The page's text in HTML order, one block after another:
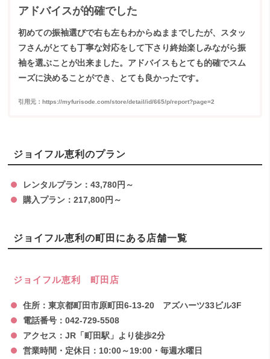
アドバイスが的確でした
初めての振袖選びで右も左もわからぬままでしたが、スタッ
フさんがとても丁寧な対応をして下さり終始楽しみながら振
袖を選ぶことが出来ました。アドバイスもとても的確でスム
ーズに決めることができ、とても良かったです。
引用元：https://myfurisode.com/store/detail/id/665/p/report?page=2
ジョイフル恵利のプラン
レンタルプラン：43,780円～
購入プラン：217,800円～
ジョイフル恵利の町田にある店舗一覧
ジョイフル恵利 町田店
住所：東京都町田市原町田6-13-20 アズハーツ33ビル3F
電話番号：042-729-5508
アクセス：JR「町田駅」より徒歩2分
営業時間・定休日：10:00～19:00・毎週水曜日